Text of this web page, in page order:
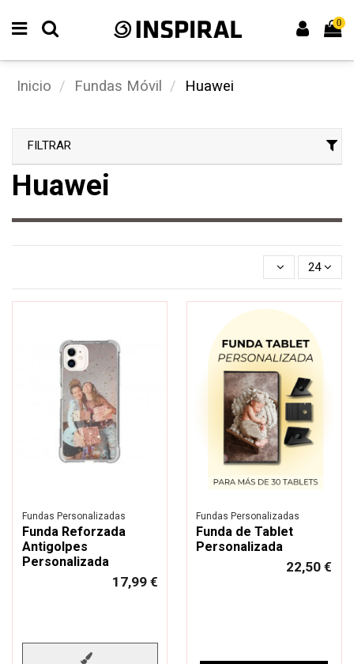
0
Inicio Fundas Móvil Huawei
Huawei
24
Fundas Personalizadas
Funda Reforzada
Antigolpes
Personalizada
17,99 €
Fundas Personalizadas
Funda de Tablet
Personalizada
22,50 €
FILTRAR